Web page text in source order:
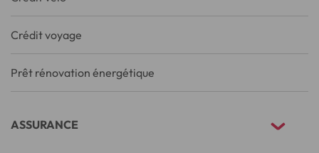
Crédit voyage
Prêt rénovation énergétique
ASSURANCE